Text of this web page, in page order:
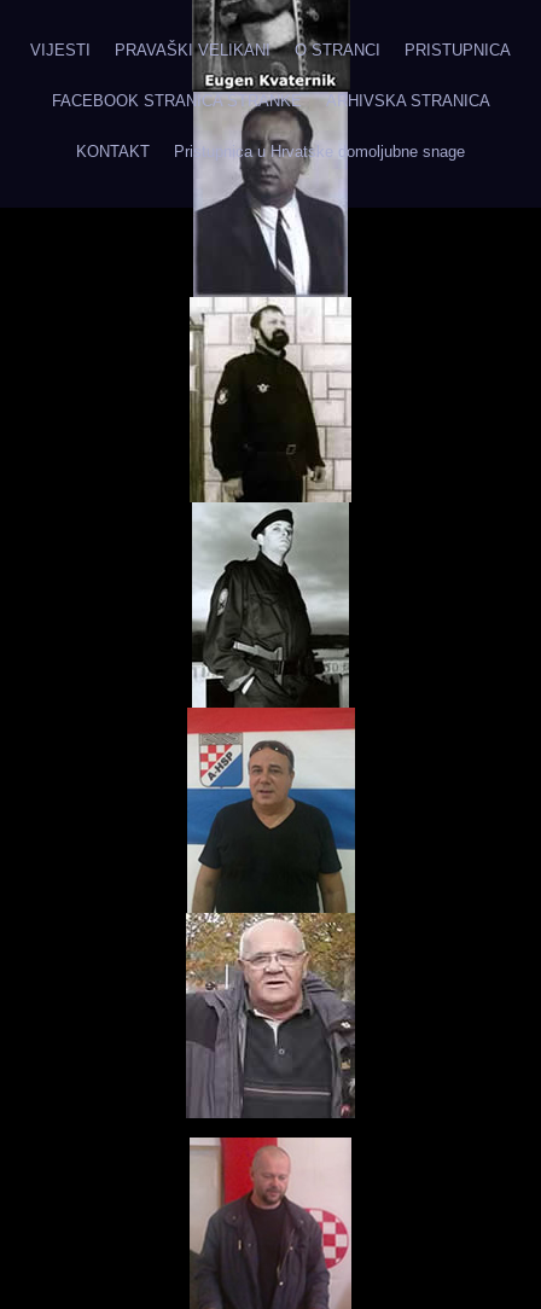
VIJESTI PRAVAŠKI VELIKANI O STRANCI PRISTUPNICA
FACEBOOK STRANICA STRANKE ARHIVSKA STRANICA
KONTAKT Pristupnica u Hrvatske domoljubne snage